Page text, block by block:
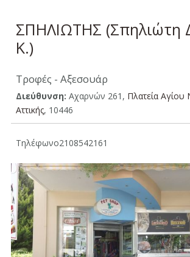
ΣΠΗΛΙΩΤΗΣ (Σπηλιώτη
Κ.)
Τροφές - Αξεσουάρ
Διεύθυνση: Αχαρνών 261, Πλατεία Αγίου
Αττικής, 10446
Τηλέφωνο2108542161